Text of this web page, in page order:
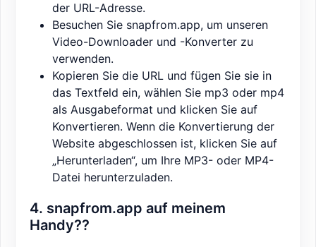
der URL-Adresse.
Besuchen Sie snapfrom.app, um unseren
Video-Downloader und -Konverter zu
verwenden.
Kopieren Sie die URL und fügen Sie sie in
das Textfeld ein, wählen Sie mp3 oder mp4
als Ausgabeformat und klicken Sie auf
Konvertieren. Wenn die Konvertierung der
Website abgeschlossen ist, klicken Sie auf
„Herunterladen“, um Ihre MP3- oder MP4-
Datei herunterzuladen.
4. snapfrom.app auf meinem
Handy??